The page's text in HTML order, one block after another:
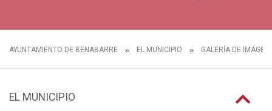
AYUNTAMIENTO DE BENABARRE EL MUNICIPIO GALERÍA DE
EL MUNICIPIO